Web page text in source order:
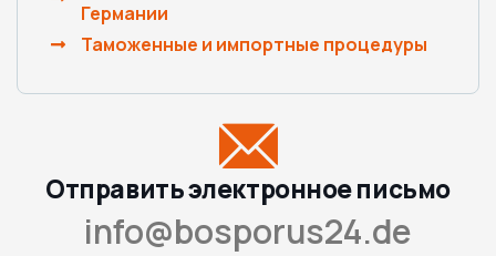
Германии
Таможенные и импортные процедуры
Отправить электронное письмо
info@bosporus24.de